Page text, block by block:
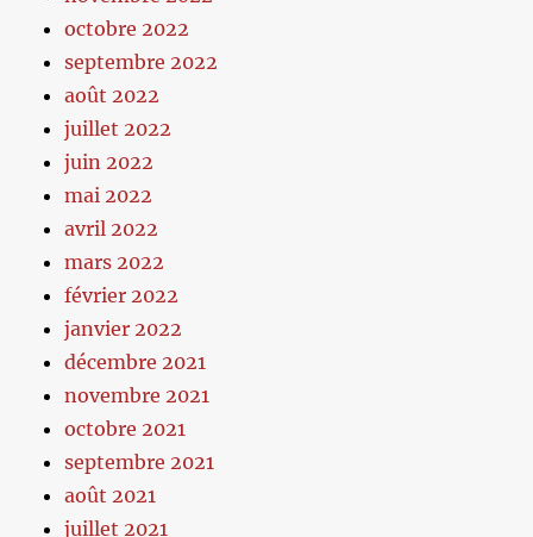
octobre 2022
septembre 2022
août 2022
juillet 2022
juin 2022
mai 2022
avril 2022
mars 2022
février 2022
janvier 2022
décembre 2021
novembre 2021
octobre 2021
septembre 2021
août 2021
juillet 2021